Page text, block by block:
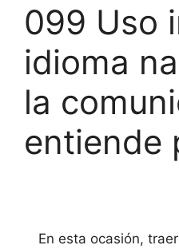
099 Uso
idioma
la
entiende
En esta ocasión,